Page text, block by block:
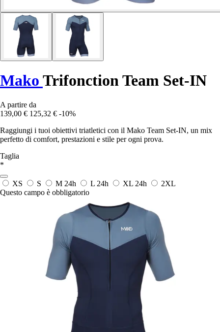
Mako Trifonction Team Set-IN
A partire da
139,00 € 125,32 € -10%
Raggiungi i tuoi obiettivi triatletici con il Mako Team Set-IN, un mix
perfetto di comfort, prestazioni e stile per ogni prova.
Taglia
*
XS S M 24h L 24h XL 24h
2XL
Questo campo è obbligatorio